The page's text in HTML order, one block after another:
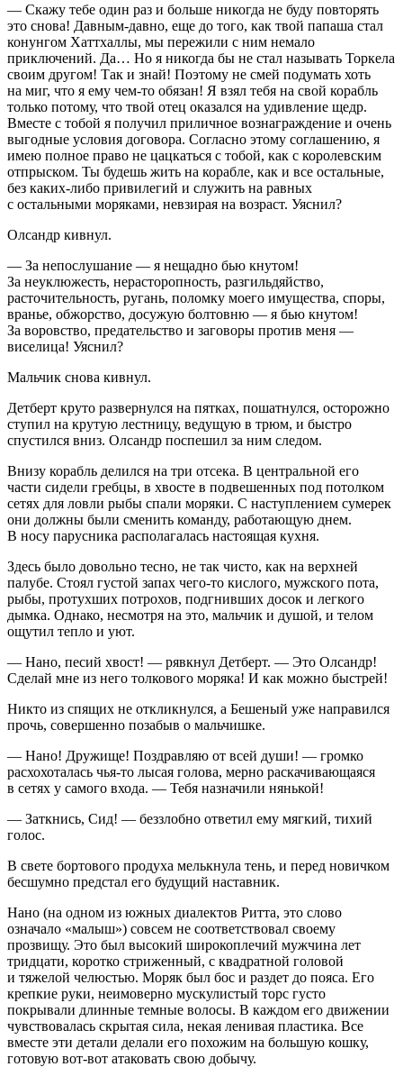
— Скажу тебе один раз и больше никогда не буду повторять
это снова! Давным-давно, еще до того, как твой папаша стал
конунгом Хаттхаллы, мы пережили с ним немало
приключений. Да… Но я никогда бы не стал называть Торкела
своим другом! Так и знай! Поэтому не смей подумать хоть
на миг, что я ему чем-то обязан! Я взял тебя на свой корабль
только потому, что твой отец оказался на удивление щедр.
Вместе с тобой я получил приличное вознаграждение и очень
выгодные условия договора. Согласно этому соглашению, я
имею полное право не цацкаться с тобой, как с королевским
отпрыском. Ты будешь жить на корабле, как и все остальные,
без каких-либо привилегий и служить на равных
с остальными моряками, невзирая на возраст. Уяснил?
Олсандр кивнул.
— За непослушание — я нещадно бью кнутом!
За неуклюжесть, нерасторопность, разгильдяйство,
расточительность, ругань, поломку моего имущества, споры,
вранье, обжорство, досужую болтовню — я бью кнутом!
За воровство, предательство и заговоры против меня —
виселица! Уяснил?
Мальчик снова кивнул.
Детберт круто развернулся на пятках, пошатнулся, осторожно
ступил на крутую лестницу, ведущую в трюм, и быстро
спустился вниз. Олсандр поспешил за ним следом.
Внизу корабль делился на три отсека. В центральной его
части сидели гребцы, в хвосте в подвешенных под потолком
сетях для ловли рыбы спали моряки. С наступлением сумерек
они должны были сменить команду, работающую днем.
В носу парусника располагалась настоящая кухня.
Здесь было довольно тесно, не так чисто, как на верхней
палубе. Стоял густой запах чего-то кислого, мужского пота,
рыбы, протухших потрохов, подгнивших досок и легкого
дымка. Однако, несмотря на это, мальчик и душой, и телом
ощутил тепло и уют.
— Нано, песий хвост! — рявкнул Детберт. — Это Олсандр!
Сделай мне из него толкового моряка! И как можно быстрей!
Никто из спящих не откликнулся, а Бешеный уже направился
прочь, совершенно позабыв о мальчишке.
— Нано! Дружище! Поздравляю от всей души! — громко
расхохоталась чья-то лысая голова, мерно раскачивающаяся
в сетях у самого входа. — Тебя назначили нянькой!
— Заткнись, Сид! — беззлобно ответил ему мягкий, тихий
голос.
В свете бортового продуха мелькнула тень, и перед новичком
бесшумно предстал его будущий наставник.
Нано (на одном из южных диалектов Ритта, это слово
означало «малыш») совсем не соответствовал своему
прозвищу. Это был высокий широкоплечий мужчина лет
тридцати, коротко стриженный, с квадратной головой
и тяжелой челюстью. Моряк был бос и раздет до пояса. Его
крепкие руки, неимоверно мускулистый торс густо
покрывали длинные темные волосы. В каждом его движении
чувствовалась скрытая сила, некая ленивая пластика. Все
вместе эти детали делали его похожим на большую кошку,
готовую вот-вот атаковать свою добычу.